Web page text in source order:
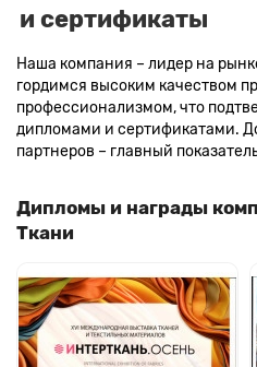
и сертификаты
Наша компания – лидер на
гордимся высоким качеством
профессионализмом, что
дипломами и сертификатами.
партнеров – главный
Дипломы и награды
Ткани